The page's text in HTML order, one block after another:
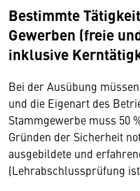
Bestimmte
Gewerben (freie
inklusive
Bei der Ausübung
und die Eigenart des
Stammgewerbe muss 50
Gründen der Sicherheit
ausgebildete und
(Lehrabschlussprüfung